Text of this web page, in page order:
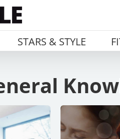
STARS & STYLE